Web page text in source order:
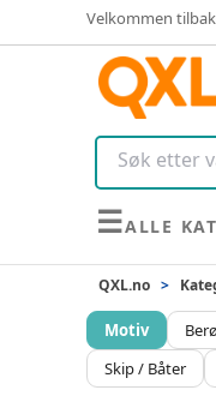
Velkommen
☰ALLE
QXL.no >
Motiv
Skip / Båter